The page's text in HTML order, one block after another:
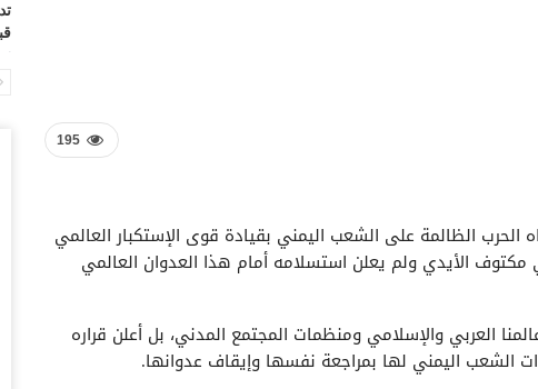
195
الظالمة على الشعب اليمني بقيادة قوى الإستكبار العالمي
مكتوف الأيدي ولم يعلن استسلامه أمام هذا العدوان العالمي
العربي والإسلامي ومنظمات المجتمع المدني، بل أعلن قراره
الشعب اليمني لها بمراجعة نفسها وإيقاف عدوانها.